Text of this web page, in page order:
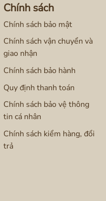
Chính sách
Chính sách bảo mật
Chính sách vận chuyển và
giao nhận
Chính sách bảo hành
Quy định thanh toán
Chính sách bảo vệ thông
tin cá nhân
Chính sách kiểm hàng, đổi
trả